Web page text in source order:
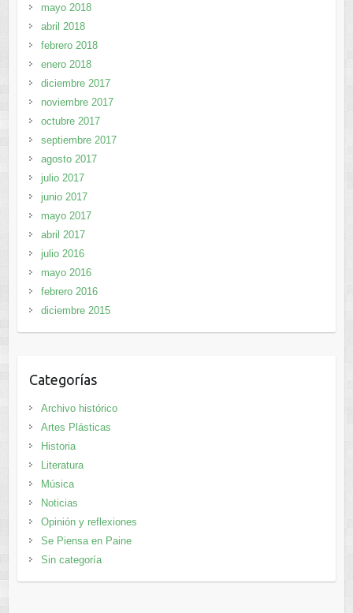
mayo 2018
abril 2018
febrero 2018
enero 2018
diciembre 2017
noviembre 2017
octubre 2017
septiembre 2017
agosto 2017
julio 2017
junio 2017
mayo 2017
abril 2017
julio 2016
mayo 2016
febrero 2016
diciembre 2015
Categorías
Archivo histórico
Artes Plásticas
Historia
Literatura
Música
Noticias
Opinión y reflexiones
Se Piensa en Paine
Sin categoría